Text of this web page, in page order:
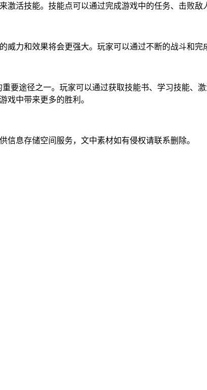
激活技能。技能点可以通过完成游戏中的任务、击败
威力和效果将会更强大。玩家可以通过不断的战斗和
要途径之一。玩家可以通过获取技能书、学习技能、
戏中带来更多的胜利。
信息存储空间服务，文中素材如有侵权请联系删除。